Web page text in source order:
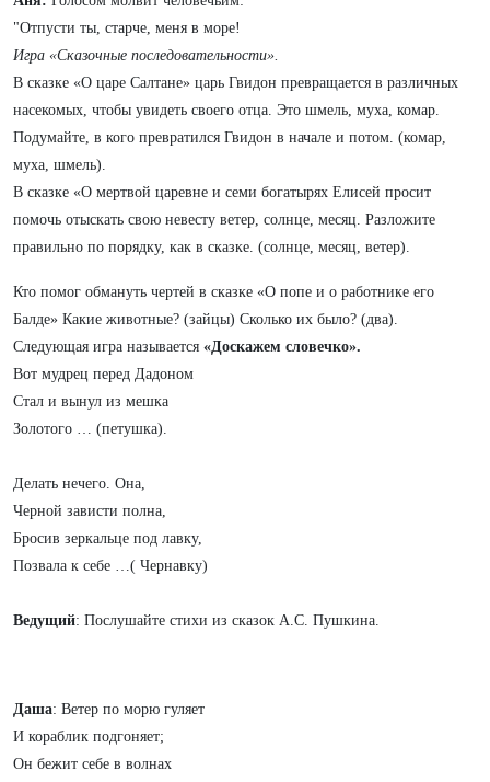
"Отпусти ты, старче, меня в море!
Игра «Сказочные последовательности».
В сказке «О царе Салтане» царь Гвидон превращается в различных
насекомых, чтобы увидеть своего отца. Это шмель, муха, комар.
Подумайте, в кого превратился Гвидон в начале и потом. (комар,
муха, шмель).
В сказке «О мертвой царевне и семи богатырях Елисей просит
помочь отыскать свою невесту ветер, солнце, месяц. Разложите
правильно по порядку, как в сказке. (солнце, месяц, ветер).
Кто помог обмануть чертей в сказке «О попе и о работнике его
Балде» Какие животные? (зайцы) Сколько их было? (два).
Следующая игра называется «Доскажем словечко».
Вот мудрец перед Дадоном
Стал и вынул из мешка
Золотого … (петушка).
Делать нечего. Она,
Черной зависти полна,
Бросив зеркальце под лавку,
Позвала к себе …( Чернавку)
Ведущий: Послушайте стихи из сказок А.С. Пушкина.
Даша: Ветер по морю гуляет
И кораблик подгоняет;
Он бежит себе в волнах